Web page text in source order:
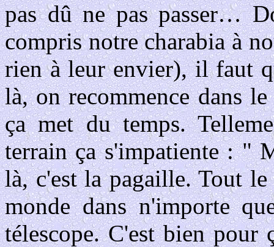
pas dû ne pas passer…
compris notre charabia à
rien à leur envier), il faut
là, on recommence dans
ça met du temps.
terrain ça s'impatiente : "
là, c'est la pagaille. Tout
monde dans n'importe
télescope. C'est bien